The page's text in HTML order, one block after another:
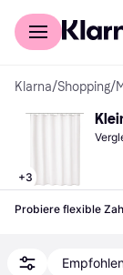
Für Shopper
Klarna/Shopping/
+3
Probiere flexible